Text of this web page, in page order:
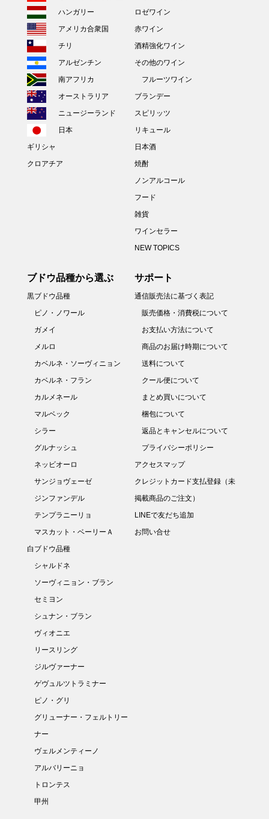
ハンガリー
アメリカ合衆国
チリ
アルゼンチン
南アフリカ
オーストラリア
ニュージーランド
日本
ギリシャ
クロアチア
ロゼワイン
赤ワイン
酒精強化ワイン
その他のワイン
フルーツワイン
ブランデー
スピリッツ
リキュール
日本酒
焼酎
ノンアルコール
フード
雑貨
ワインセラー
NEW TOPICS
ブドウ品種から選ぶ
黒ブドウ品種
ピノ・ノワール
ガメイ
メルロ
カベルネ・ソーヴィニョン
カベルネ・フラン
カルメネール
マルベック
シラー
グルナッシュ
ネッビオーロ
サンジョヴェーゼ
ジンファンデル
テンプラニーリョ
マスカット・ベーリーＡ
白ブドウ品種
シャルドネ
ソーヴィニョン・ブラン
セミヨン
シュナン・ブラン
ヴィオニエ
リースリング
ジルヴァーナー
ゲヴュルツトラミナー
ピノ・グリ
グリューナー・フェルトリー
ナー
ヴェルメンティーノ
アルバリーニョ
トロンテス
甲州
サポート
通信販売法に基づく表記
販売価格・消費税について
お支払い方法について
商品のお届け時期について
送料について
クール便について
まとめ買いについて
梱包について
返品とキャンセルについて
プライバシーポリシー
アクセスマップ
クレジットカード支払登録（未
掲載商品のご注文）
LINEで友だち追加
お問い合せ